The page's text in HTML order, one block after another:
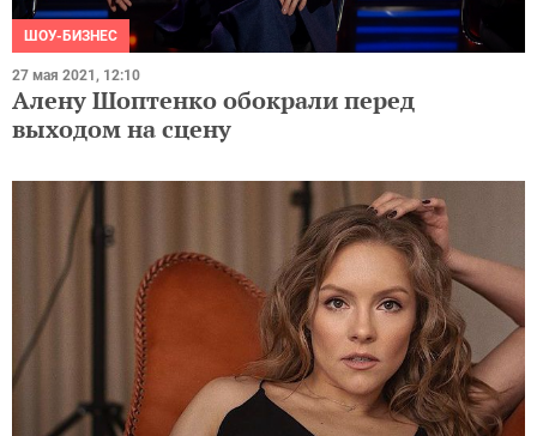
ШОУ-БИЗНЕС
27 мая 2021, 12:10
Алену Шоптенко обокрали перед
выходом на сцену